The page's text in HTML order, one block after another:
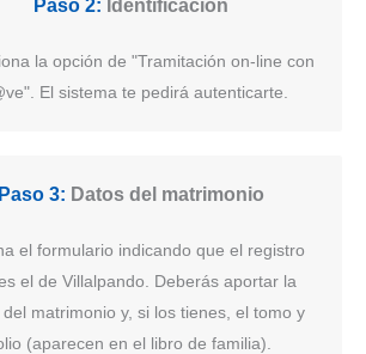
Paso 2: Identificación
la opción de "Tramitación on-line con
El sistema te pedirá autenticarte.
Paso 3: Datos del matrimonio
el formulario indicando que el registro
el de Villalpando. Deberás aportar la
matrimonio y, si los tienes, el tomo y
(aparecen en el libro de familia).